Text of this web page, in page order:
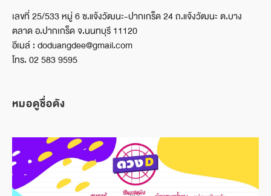
เลขที่ 25/533 หมู่ 6 ซ.แจ้งวัฒนะ-ปากเกร็ด 24 ถ.แจ้งวัฒนะ ต.บาง
ตลาด อ.ปากเกร็ด จ.นนทบุรี 11120
อีเมล์ : doduangdee@gmail.com
โทร. 02 583 9595
หมอดูชื่อดัง